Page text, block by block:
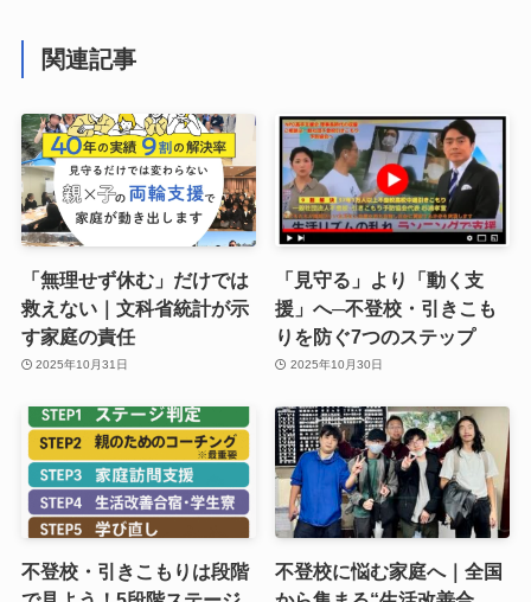
関連記事
「無理せず休む」だけでは
救えない｜文科省統計が示
す家庭の責任
2025年10月31日
「見守る」より「動く支
援」へ─不登校・引きこも
りを防ぐ7つのステップ
2025年10月30日
不登校・引きこもりは段階
不登校に悩む家庭へ｜全国